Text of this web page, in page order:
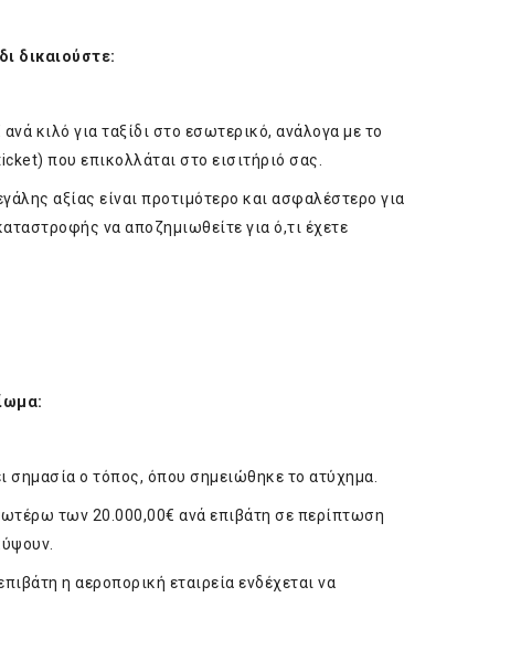
δικαιούστε:
κιλό για ταξίδι στο εσωτερικό, ανάλογα με το
που επικολλάται στο εισιτήριό σας.
αξίας είναι προτιμότερο και ασφαλέστερο για
να αποζημιωθείτε για ό,τι έχετε
ο τόπος, όπου σημειώθηκε το ατύχημα.
των 20.000,00€ ανά επιβάτη σε περίπτωση
η αεροπορική εταιρεία ενδέχεται να